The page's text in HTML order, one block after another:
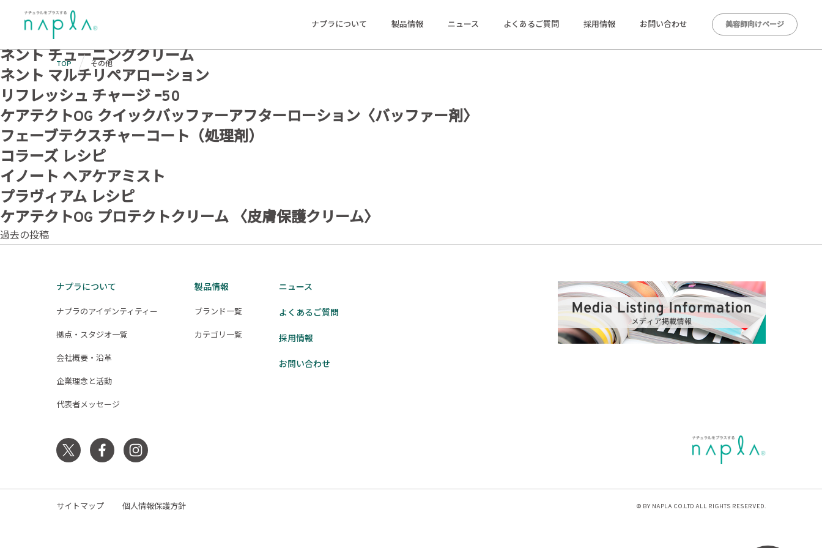
ナプラについて 製品情報 ニュース よくあるご質問 採用情報 お問い合わせ 美容師向けページ
カテゴリ:
ネント ボンドプレップミスト
ネント チューニングクリーム
ネント マルチリペアローション
リフレッシュ チャージ ｰ50
ケアテクトOG クイックバッファーアフターローション〈バッファー剤〉
フェーブテクスチャーコート（処理剤）
コラーズ レシピ
イノート ヘアケアミスト
プラヴィアム レシピ
ケアテクトOG プロテクトクリーム 〈皮膚保護クリーム〉
投
過去の投稿
TOP その他
ナプラについて
ナプラのアイデンティティー
拠点・スタジオ一覧
会社概要・沿革
企業理念と活動
代表者メッセージ
製品情報
ブランド一覧
カテゴリ一覧
ニュース
よくあるご質問
採用情報
お問い合わせ
サイトマップ 個人情報保護方針 © BY NAPLA CO.LTD ALL RIGHTS RESERVED.